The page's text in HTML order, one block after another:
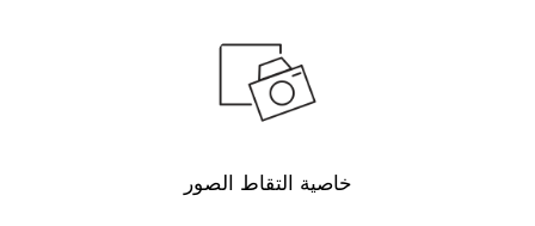
خاصية التقاط الصور